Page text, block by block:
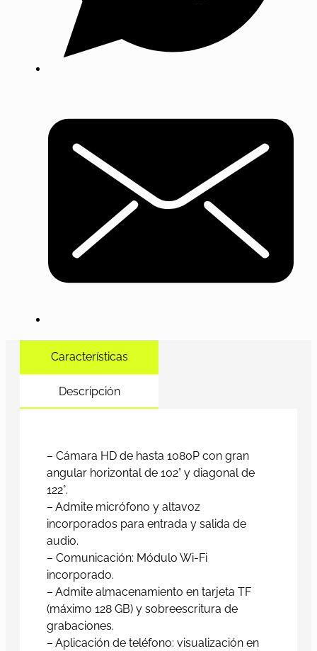
Características
Descripción
– Cámara HD de hasta 1080P con gran
angular horizontal de 102° y diagonal de
122°.
– Admite micrófono y altavoz
incorporados para entrada y salida de
audio.
– Comunicación: Módulo Wi-Fi
incorporado.
– Admite almacenamiento en tarjeta TF
(máximo 128 GB) y sobreescritura de
grabaciones.
– Aplicación de teléfono: visualización en